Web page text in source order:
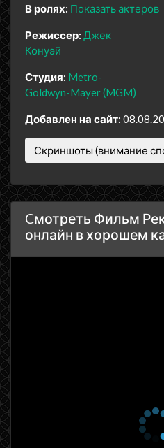
В ролях: Показать актеров
Режиссер: Джек
Конуэй
Студия: Metro-
Goldwyn-Mayer (MGM)
Добавлен на сайт:
Скриншоты (внимание
Cмотреть Фильм
онлайн в хорошем